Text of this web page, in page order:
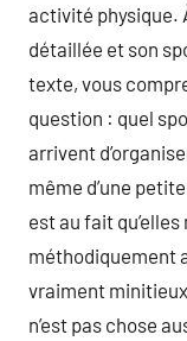
activité physique.
détaillée et son
texte, vous
question : quel
arrivent
même d’une
est au fait
méthodiquement
vraiment
n’est pas chose